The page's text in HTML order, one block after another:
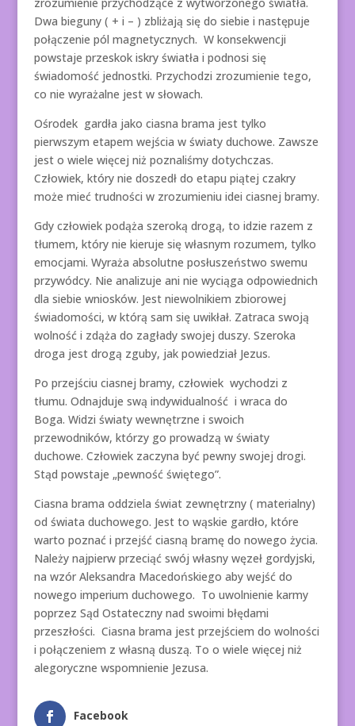
Dwa bieguny ( + i – ) zbliżają się do siebie i następuje
połączenie pól magnetycznych. W konsekwencji
powstaje przeskok iskry światła i podnosi się
świadomość jednostki. Przychodzi zrozumienie tego,
co nie wyrażalne jest w słowach.
Ośrodek gardła jako ciasna brama jest tylko
pierwszym etapem wejścia w światy duchowe. Zawsze
jest o wiele więcej niż poznaliśmy dotychczas.
Człowiek, który nie doszedł do etapu piątej czakry
może mieć trudności w zrozumieniu idei ciasnej bramy.
Gdy człowiek podąża szeroką drogą, to idzie razem z
tłumem, który nie kieruje się własnym rozumem, tylko
emocjami. Wyraża absolutne posłuszeństwo swemu
przywódcy. Nie analizuje ani nie wyciąga odpowiednich
dla siebie wniosków. Jest niewolnikiem zbiorowej
świadomości, w którą sam się uwikłał. Zatraca swoją
wolność i zdąża do zagłady swojej duszy. Szeroka
droga jest drogą zguby, jak powiedział Jezus.
Po przejściu ciasnej bramy, człowiek wychodzi z
tłumu. Odnajduje swą indywidualność i wraca do
Boga. Widzi światy wewnętrzne i swoich
przewodników, którzy go prowadzą w światy
duchowe. Człowiek zaczyna być pewny swojej drogi.
Stąd powstaje „pewność świętego”.
Ciasna brama oddziela świat zewnętrzny ( materialny)
od świata duchowego. Jest to wąskie gardło, które
warto poznać i przejść ciasną bramę do nowego życia.
Należy najpierw przeciąć swój własny węzeł gordyjski,
na wzór Aleksandra Macedońskiego aby wejść do
nowego imperium duchowego. To uwolnienie karmy
poprzez Sąd Ostateczny nad swoimi błędami
przeszłości. Ciasna brama jest przejściem do wolności
i połączeniem z własną duszą. To o wiele więcej niż
alegoryczne wspomnienie Jezusa.
Facebook